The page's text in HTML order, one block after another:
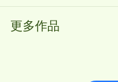
更多作品
拾金不昧树风尚 风